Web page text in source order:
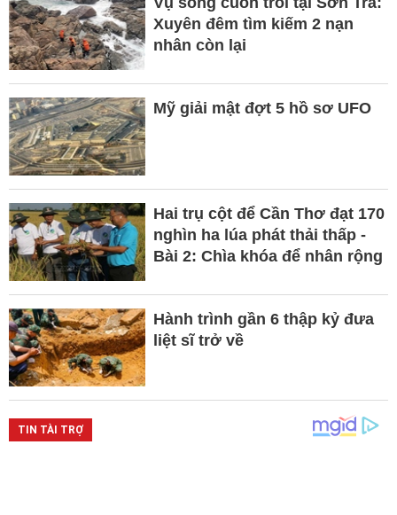
Xuyên đêm tìm kiếm 2 nạn
nhân còn lại
Mỹ giải mật đợt 5 hồ sơ UFO
Hai trụ cột để Cần Thơ đạt 170
nghìn ha lúa phát thải thấp -
Bài 2: Chìa khóa để nhân rộng
Hành trình gần 6 thập kỷ đưa
liệt sĩ trở về